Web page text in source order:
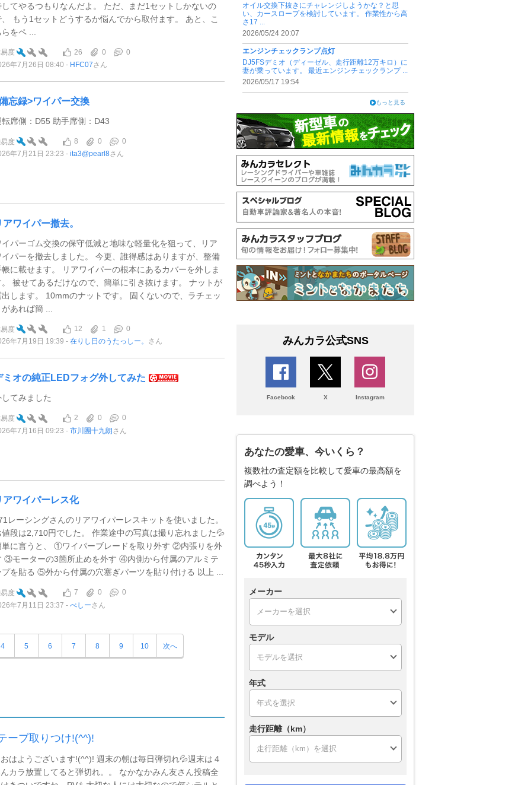
してやるつもりなんだよ。 ただ、まだ1セットしかないの
、 もう1セットどうするか悩んでから取付ます。 あと、こ
をペ ...
度 26 0
0
年7月26日 08:40
HFC07さん
忘録>ワイパー交換
転席側：D55 助手席側：D43
度 8 0
0
年7月21日 23:23
ita3@pearl8さん
アワイパー撤去。
イパーゴム交換の保守低減と地味な軽量化を狙って、リア
イパーを撤去しました。 今更、誰得感はありますが、整備
帳に載せます。 リアワイパーの根本にあるカバーを外しま
。 被せてあるだけなので、簡単に引き抜けます。 ナットが
出します。 10mmのナットです。 固くないので、ラチェッ
あれば簡 ...
度 12 1
0
年7月19日 19:39
在りし日のうたっしー。 さん
ミオの純正LEDフォグ外してみた
してみました
度 2 0
0
年7月16日 09:23
市川團十九朗さん
アワイパーレス化
レーシングさんのリアワイパーレスキットを使いました。
値段は2,710円でした。 作業途中の写真は撮り忘れました💦
単に言うと、 ①ワイパーブレードを取り外す ②内張りを外
③モーターの3箇所止めを外す ④内側から付属のアルミテ
プを貼る ⑤外から付属の穴塞ぎパーツを貼り付ける 以上 ...
度 7 0
0
年7月11日 23:37
べしーさん
4 5 6 7 8 9 10 次へ
ープ取りつけ!(^^)!
はようございます!(^^)! 週末の朝は毎日弾切れ💦週末は４
カラ放置してると弾切れ。。 なかなかみん友さん投稿全
オイル交換下抜きにチャレンジしようかな？と思
い、カースロープを検討しています。 作業性から高
さ17 ...
2026/05/24 20:07
エンジンチェックランプ点灯
DJ5FSデミオ（ディーゼル、走行距離12万キロ）に
妻が乗っています。 最近エンジンチェックランプ ...
2026/05/17 19:54
もっと見る
みんカラ公式SNS
Facebook X Instagram
あなたの愛車、今いくら？
複数社の査定額を比較して愛車の最高額を
調べよう！
メーカー
モデル
年式
走行距離（km）